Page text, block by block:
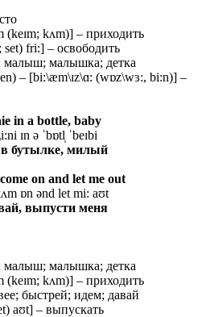
(keɪm; kʌm)] – приходить
set) fri:] – освободить
малыш; малышка; детка
– [bi:\æm\ɪz\ɑ: (wɒz\wɜ:, bi:n)] –
in a bottle, baby
ɪn ə ˈbɒtl̩ ˈbeɪbi
бутылке, милый
on and let me out
ɒn ənd let mi: aʊt
выпусти меня
малыш; малышка; детка
(keɪm; kʌm)] – приходить
быстрей; идем; давай
aʊt] – выпускать